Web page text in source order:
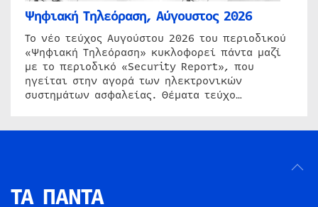
Ψηφιακή Τηλεόραση, Αύγουστος 2026
Το νέο τεύχος Αυγούστου 2026 του περιοδικού
«Ψηφιακή Τηλεόραση» κυκλοφορεί πάντα μαζί
με το περιοδικό «Security Report», που
ηγείται στην αγορά των ηλεκτρονικών
συστημάτων ασφαλείας. Θέματα τεύχο…
ΤΑ ΠΑΝΤΑ